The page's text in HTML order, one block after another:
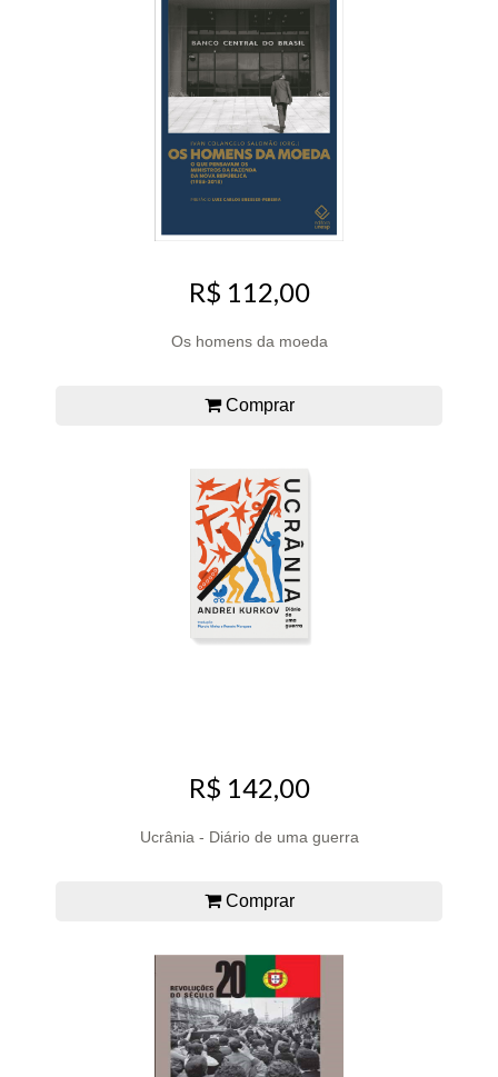
R$ 112,00
Os homens da moeda
Comprar
R$ 142,00
Ucrânia - Diário de uma guerra
Comprar